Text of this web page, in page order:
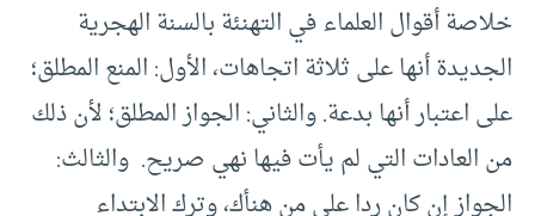
خلاصة أقوال العلماء في التهنئة بالسنة الهجرية
الجديدة أنها على ثلاثة اتجاهات، الأول: المنع المطلق؛
على اعتبار أنها بدعة. والثاني: الجواز المطلق؛ لأن ذلك
من العادات التي لم يأت فيها نهي صريح. والثالث:
الجواز إن كان ردا على من هنأك، وترك الابتداء